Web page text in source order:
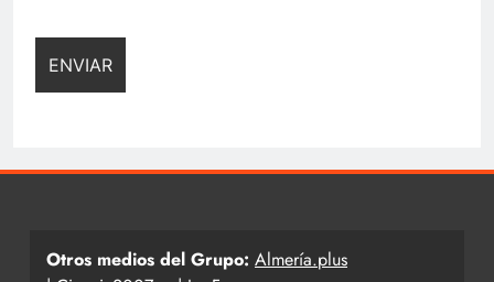
Otros medios del Grupo: Almería.plus